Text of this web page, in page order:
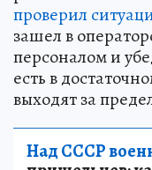
проверил
зашел в
персоналом и
есть в
выходят за
Над СССР